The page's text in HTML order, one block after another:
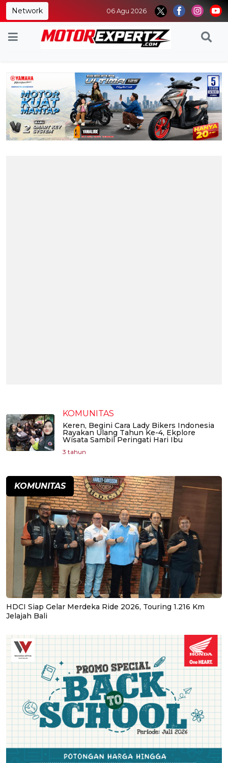
Network 06 Agu 2026
KOMUNITAS
Keren, Begini Cara Lady Bikers Indonesia
Rayakan Ulang Tahun Ke-4, Ekplore
Wisata Sambil Peringati Hari Ibu
3 tahun
KOMUNITAS
HDCI Siap Gelar Merdeka Ride 2026, Touring 1.216 Km
Jelajah Bali